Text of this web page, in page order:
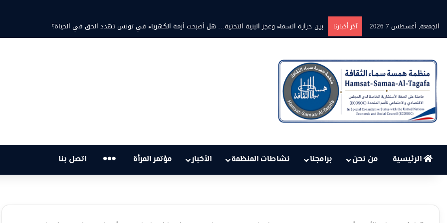
الجمعة, أغسطس 7 2026
آخر أخبارنا برنامج” قلوب شاعرة” بين الشاعر محمد ثابت والشاعرة فاطمة الزامل: عزف على أوتار الحنين وشجن القوافي
الرئيسية من نحن برامجنا نشاطات المنظمة الأخبار مؤتمر المرأة … اتصل بنا